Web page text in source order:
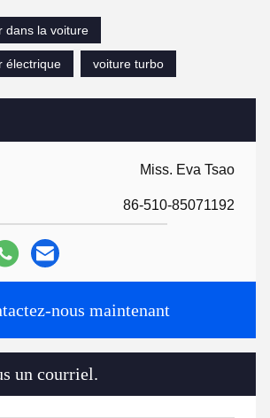
Miss. Eva Tsao
86-510-85071192
nous maintenant
un courriel.
dans la voiture
électrique voiture turbo